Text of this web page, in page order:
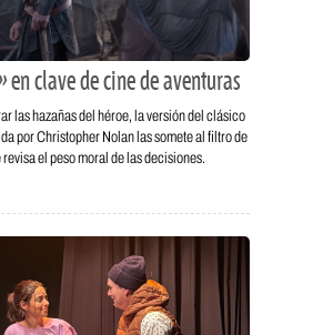
en clave de cine de aventuras
las hazañas del héroe, la versión del clásico
por Christopher Nolan las somete al filtro de
el peso moral de las decisiones.